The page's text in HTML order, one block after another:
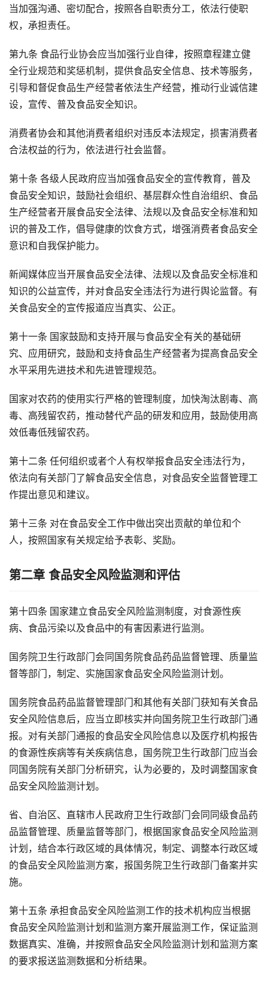
当加强沟通、密切配合，按照各自职责分工，依法行使职
权，承担责任。
第九条 食品行业协会应当加强行业自律，按照章程建立健
全行业规范和奖惩机制，提供食品安全信息、技术等服务，
引导和督促食品生产经营者依法生产经营，推动行业诚信建
设，宣传、普及食品安全知识。
消费者协会和其他消费者组织对违反本法规定，损害消费者
合法权益的行为，依法进行社会监督。
第十条 各级人民政府应当加强食品安全的宣传教育，普及
食品安全知识，鼓励社会组织、基层群众性自治组织、食品
生产经营者开展食品安全法律、法规以及食品安全标准和知
识的普及工作，倡导健康的饮食方式，增强消费者食品安全
意识和自我保护能力。
新闻媒体应当开展食品安全法律、法规以及食品安全标准和
知识的公益宣传，并对食品安全违法行为进行舆论监督。有
关食品安全的宣传报道应当真实、公正。
第十一条 国家鼓励和支持开展与食品安全有关的基础研
究、应用研究，鼓励和支持食品生产经营者为提高食品安全
水平采用先进技术和先进管理规范。
国家对农药的使用实行严格的管理制度，加快淘汰剧毒、高
毒、高残留农药，推动替代产品的研发和应用，鼓励使用高
效低毒低残留农药。
第十二条 任何组织或者个人有权举报食品安全违法行为，
依法向有关部门了解食品安全信息，对食品安全监督管理工
作提出意见和建议。
第十三条 对在食品安全工作中做出突出贡献的单位和个
人，按照国家有关规定给予表彰、奖励。
第二章 食品安全风险监测和评估
第十四条 国家建立食品安全风险监测制度，对食源性疾
病、食品污染以及食品中的有害因素进行监测。
国务院卫生行政部门会同国务院食品药品监督管理、质量监
督等部门，制定、实施国家食品安全风险监测计划。
国务院食品药品监督管理部门和其他有关部门获知有关食品
安全风险信息后，应当立即核实并向国务院卫生行政部门通
报。对有关部门通报的食品安全风险信息以及医疗机构报告
的食源性疾病等有关疾病信息，国务院卫生行政部门应当会
同国务院有关部门分析研究，认为必要的，及时调整国家食
品安全风险监测计划。
省、自治区、直辖市人民政府卫生行政部门会同同级食品药
品监督管理、质量监督等部门，根据国家食品安全风险监测
计划，结合本行政区域的具体情况，制定、调整本行政区域
的食品安全风险监测方案，报国务院卫生行政部门备案并实
施。
第十五条 承担食品安全风险监测工作的技术机构应当根据
食品安全风险监测计划和监测方案开展监测工作，保证监测
数据真实、准确，并按照食品安全风险监测计划和监测方案
的要求报送监测数据和分析结果。